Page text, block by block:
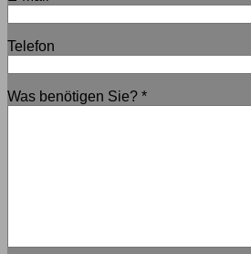
Telefon
Was benötigen Sie? *